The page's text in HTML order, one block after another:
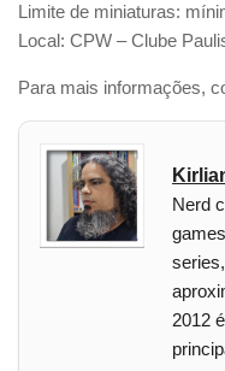
Limite de miniaturas:
Local: CPW – Clube
Para mais informações,
Nerd
2012